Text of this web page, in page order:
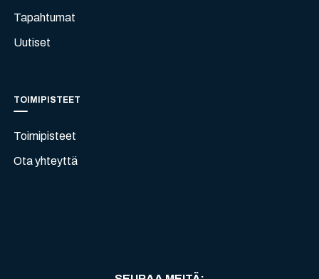
Tapahtumat
Uutiset
TOIMIPISTEET
Toimipisteet
Ota yhteyttä